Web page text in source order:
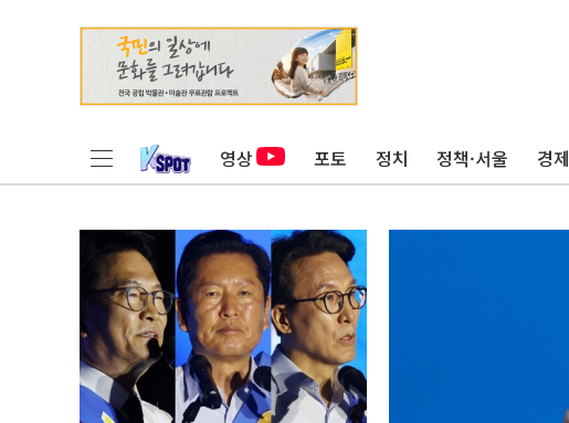
영상 포토 정치 정책·서울 경제